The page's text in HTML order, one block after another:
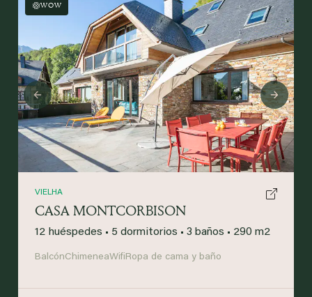
WOW
Previous Next
VIELHA
CASA MONTCORBISON
12 huéspedes • 5 dormitorios • 3 baños • 290 m2
BalcónChimeneaWifiRopa de cama y baño